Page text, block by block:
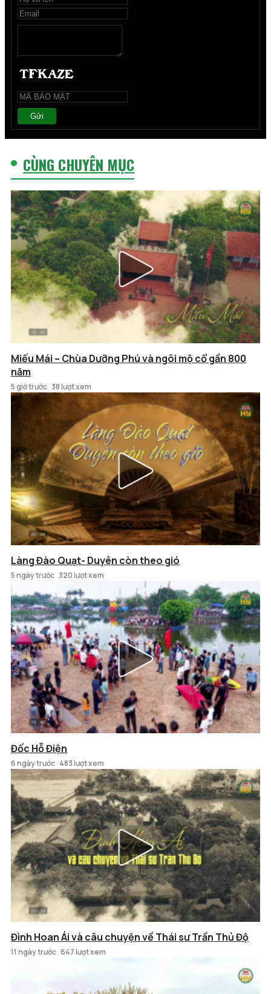
Gửi
CÙNG CHUYÊN MỤC
Miếu Mái – Chùa Dưỡng Phú và ngôi mộ cổ gần 800
năm
5 giờ trước 38 lượt xem
Làng Đào Quạt- Duyên còn theo gió
5 ngày trước 320 lượt xem
Đốc Hỗ Điện
6 ngày trước 483 lượt xem
Đình Hoan Ái và câu chuyện về Thái sư Trần Thủ Độ
11 ngày trước 647 lượt xem